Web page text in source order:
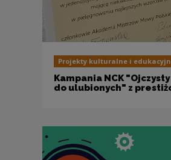
Projekty kulturalne i
Kampania NCK
do ulubionych" z